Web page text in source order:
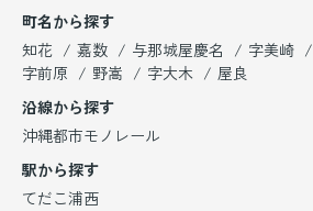
町名から探す
知花
嘉数 与那城屋慶名 字美崎
字前原
野嵩 字大木
屋良
沿線から探す
沖縄都市モノレール
駅から探す
てだこ浦西